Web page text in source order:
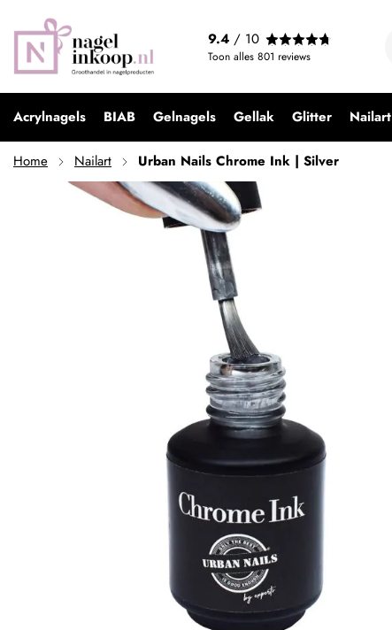
9.4 / 10
Toon alles 801 reviews
Acrylnagels BIAB Gelnagels Gellak Glitter Nailart
Home Nailart Urban Nails Chrome Ink | Silver
Urban Nails Chrome Ink | Silver
€ 9,99